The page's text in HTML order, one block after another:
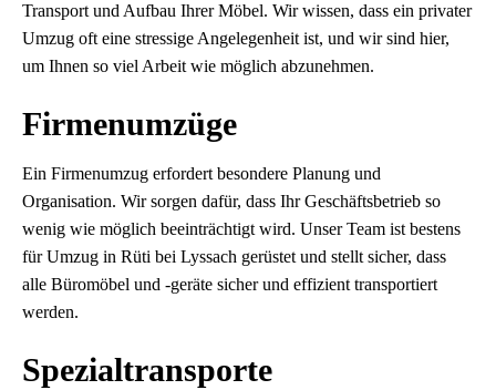
Transport und Aufbau Ihrer Möbel. Wir wissen, dass ein privater
Umzug oft eine stressige Angelegenheit ist, und wir sind hier,
um Ihnen so viel Arbeit wie möglich abzunehmen.
Firmenumzüge
Ein Firmenumzug erfordert besondere Planung und
Organisation. Wir sorgen dafür, dass Ihr Geschäftsbetrieb so
wenig wie möglich beeinträchtigt wird. Unser Team ist bestens
für Umzug in Rüti bei Lyssach gerüstet und stellt sicher, dass
alle Büromöbel und -geräte sicher und effizient transportiert
werden.
Spezialtransporte